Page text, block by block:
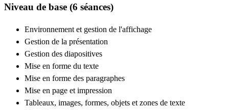
Niveau de base (6 séances)
Environnement et gestion de l'affichage
Gestion de la présentation
Gestion des diapositives
Mise en forme du texte
Mise en forme des paragraphes
Mise en page et impression
Tableaux, images, formes, objets et zones de texte